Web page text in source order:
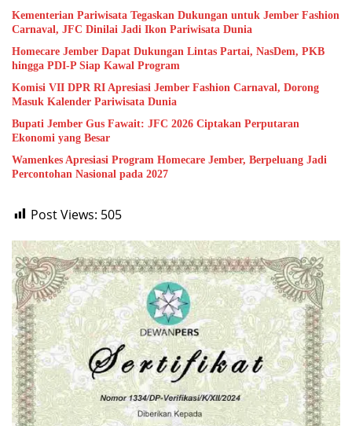
Kementerian Pariwisata Tegaskan Dukungan untuk Jember Fashion
Carnaval, JFC Dinilai Jadi Ikon Pariwisata Dunia
Homecare Jember Dapat Dukungan Lintas Partai, NasDem, PKB
hingga PDI-P Siap Kawal Program
Komisi VII DPR RI Apresiasi Jember Fashion Carnaval, Dorong
Masuk Kalender Pariwisata Dunia
Bupati Jember Gus Fawait: JFC 2026 Ciptakan Perputaran
Ekonomi yang Besar
Wamenkes Apresiasi Program Homecare Jember, Berpeluang Jadi
Percontohan Nasional pada 2027
Post Views: 505